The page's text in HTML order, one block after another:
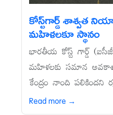
కోస్ట్‌గార్డ్‌ శాశ్వత
మహిళలకూ స్థానం
భారతీయ కోస్ట్‌ గార్డ్‌
మహిళలకు సమాన
కేంద్రం నాంది పలికిందని
Read more →